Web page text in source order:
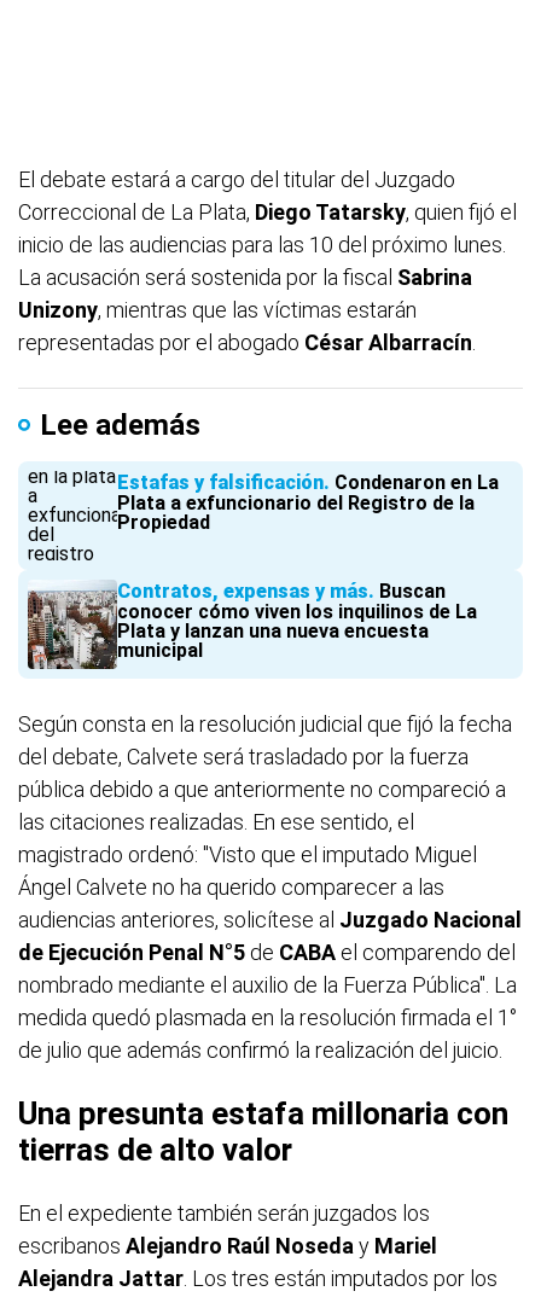
El debate estará a cargo del titular del Juzgado
Correccional de La Plata, Diego Tatarsky, quien fijó el
inicio de las audiencias para las 10 del próximo lunes.
La acusación será sostenida por la fiscal Sabrina
Unizony, mientras que las víctimas estarán
representadas por el abogado César Albarracín
Lee además
Estafas y falsificación Condenaron en La
Plata a exfuncionario del Registro de la
Propiedad
Contratos, expensas y más Buscan
conocer cómo viven los inquilinos de La
Plata y lanzan una nueva encuesta
municipal
Según consta en la resolución judicial que fijó la fecha
del debate, Calvete será trasladado por la fuerza
pública debido a que anteriormente no compareció a
las citaciones realizadas. En ese sentido, el
magistrado ordenó: "Visto que el imputado Miguel
Ángel Calvete no ha querido comparecer a las
audiencias anteriores, solicítese al Juzgado Nacional
de Ejecución Penal N°5 de CABA el comparendo del
nombrado mediante el auxilio de la Fuerza Pública". La
medida quedó plasmada en la resolución firmada el 1°
de julio que además confirmó la realización del juicio.
Una presunta estafa millonaria con
tierras de alto valor
En el expediente también serán juzgados los
escribanos Alejandro Raúl Noseda y Mariel
Alejandra Jattar . Los tres están imputados por los